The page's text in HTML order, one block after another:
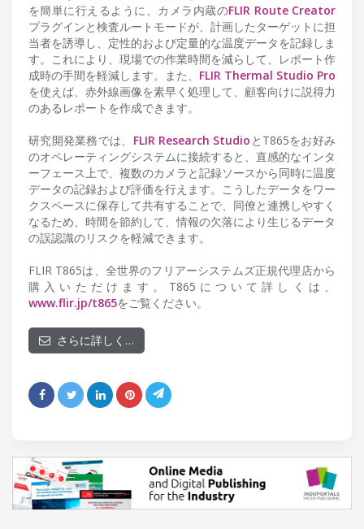
を簡単に行えるように、カメラ内蔵のFLIR Route Creator
プラグインと検査ルートモードが、計画したターゲットに担
当者を誘導し、定性的および定量的な温度データを記録しま
す。これにより、現場での作業時間を減らして、レポート作
成時の手間を軽減します。また、 FLIR Thermal Studio Pro
を使えば、赤外線画像を素早く処理して、顧客向けに説得力
のあるレポートを作成できます。
研究開発業務では、 FLIR Research Studio とT865をお好み
のオペレーティングシステムに接続すると、直感的なインタ
ーフェース上で、複数のカメラと記録ソースから同時に温度
データの記録および評価を行えます。こうしたデータをワー
クスペースに保存して共有することで、同僚と連携しやすく
なるため、時間を節約して、情報の欠落により生じるデータ
の誤認識のリスクを軽減できます。
FLIR T865は、全世界のフリアーシステムズ正規代理店から
購入いただけます。T865について詳しくは、
www.flir.jp/t865をご覧ください。
さらに詳しく…